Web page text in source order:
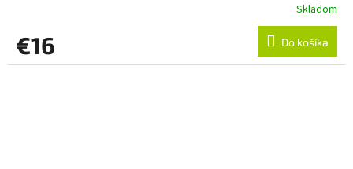
Skladom
€16 Do košíka